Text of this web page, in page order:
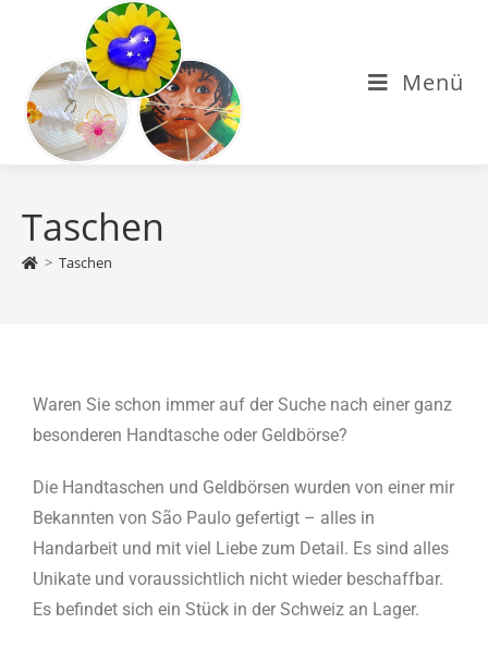
Menü
Taschen
> Taschen
Waren Sie schon immer auf der Suche nach einer ganz
besonderen Handtasche oder Geldbörse?
Die Handtaschen und Geldbörsen wurden von einer mir
Bekannten von São Paulo gefertigt – alles in
Handarbeit und mit viel Liebe zum Detail. Es sind alles
Unikate und voraussichtlich nicht wieder beschaffbar.
Es befindet sich ein Stück in der Schweiz an Lager.